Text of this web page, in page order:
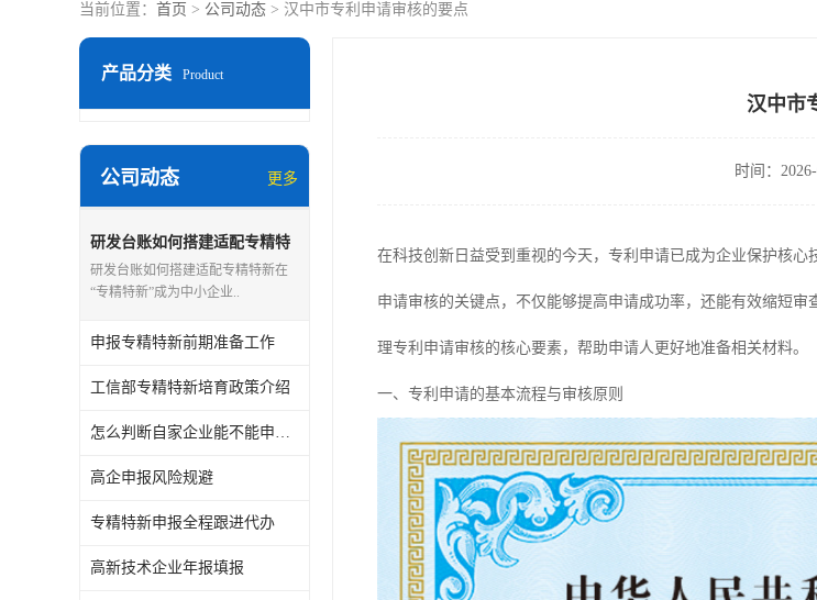
当前位置： 首页 > 公司动态 > 汉中市专利申请审核的要点
产品分类 Product
公司动态 更多
研发台账如何搭建适配专精特
新
研发台账如何搭建适配专精特新在
“专精特新”成为中小企业..
申报专精特新前期准备工作
工信部专精特新培育政策介绍
怎么判断自家企业能不能申报专精特新
高企申报风险规避
专精特新申报全程跟进代办
高新技术企业年报填报
汉中市
时间：
在科技创新日益受到重视的今天，专利申请已成为企业保护核
申请审核的关键点，不仅能够提高申请成功率，还能有效缩短
理专利申请审核的核心要素，帮助申请人更好地准备相关材料。
一、专利申请的基本流程与审核原则